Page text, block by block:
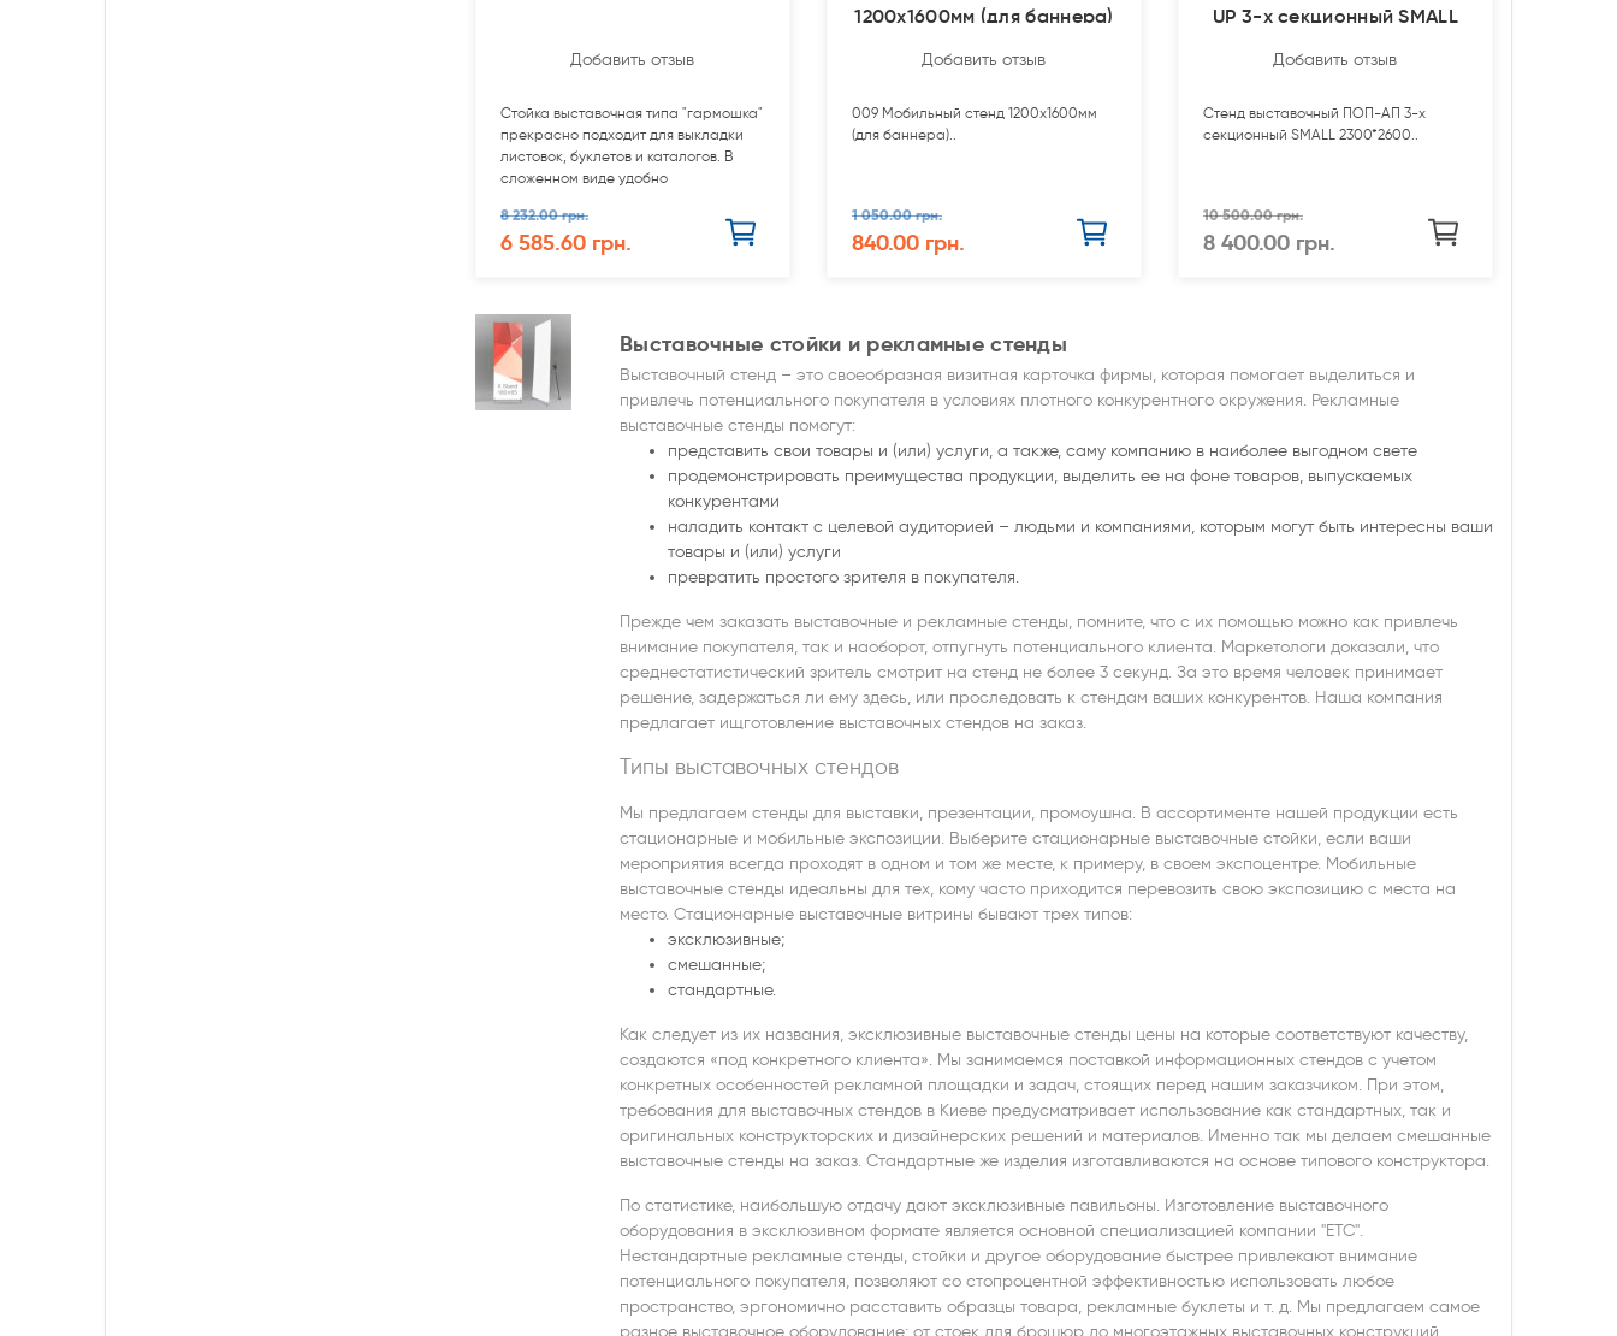
Добавить отзыв
Стойка выставочная типа "гармошка"
прекрасно подходит для выкладки
листовок, буклетов и каталогов. В
сложенном виде удобно
8 232.00 грн.
6 585.60 грн.
1200х1600мм (для баннера)
Добавить отзыв
009 Мобильный стенд 1200х1600мм
(для баннера)..
1 050.00 грн.
840.00 грн.
UP 3-х секционный SMALL
Добавить отзыв
Стенд выставочный ПОП-АП 3-х
секционный SMALL 2300*2600..
10 500.00 грн.
8 400.00 грн.
Выставочные стойки и рекламные стенды
Выставочный стенд – это своеобразная визитная карточка фирмы, которая помогает выделиться и
привлечь потенциального покупателя в условиях плотного конкурентного окружения. Рекламные
выставочные стенды помогут:
представить свои товары и (или) услуги, а также, саму компанию в наиболее выгодном свете
продемонстрировать преимущества продукции, выделить ее на фоне товаров, выпускаемых
конкурентами
наладить контакт с целевой аудиторией – людьми и компаниями, которым могут быть интересны ваши
товары и (или) услуги
превратить простого зрителя в покупателя.
Прежде чем заказать выставочные и рекламные стенды, помните, что с их помощью можно как привлечь
внимание покупателя, так и наоборот, отпугнуть потенциального клиента. Маркетологи доказали, что
среднестатистический зритель смотрит на стенд не более 3 секунд. За это время человек принимает
решение, задержаться ли ему здесь, или проследовать к стендам ваших конкурентов. Наша компания
предлагает ищготовление выставочных стендов на заказ.
Типы выставочных стендов
Мы предлагаем стенды для выставки, презентации, промоушна. В ассортименте нашей продукции есть
стационарные и мобильные экспозиции. Выберите стационарные выставочные стойки, если ваши
мероприятия всегда проходят в одном и том же месте, к примеру, в своем экспоцентре. Мобильные
выставочные стенды идеальны для тех, кому часто приходится перевозить свою экспозицию с места на
место. Стационарные выставочные витрины бывают трех типов:
эксклюзивные;
смешанные;
стандартные.
Как следует из их названия, эксклюзивные выставочные стенды цены на которые соответствуют качеству,
создаются «под конкретного клиента». Мы занимаемся поставкой информационных стендов с учетом
конкретных особенностей рекламной площадки и задач, стоящих перед нашим заказчиком. При этом,
требования для выставочных стендов в Киеве предусматривает использование как стандартных, так и
оригинальных конструкторских и дизайнерских решений и материалов. Именно так мы делаем смешанные
выставочные стенды на заказ. Стандартные же изделия изготавливаются на основе типового конструктора.
По статистике, наибольшую отдачу дают эксклюзивные павильоны. Изготовление выставочного
оборудования в эксклюзивном формате является основной специализацией компании "ETC".
Нестандартные рекламные стенды, стойки и другое оборудование быстрее привлекают внимание
потенциального покупателя, позволяют со стопроцентной эффективностью использовать любое
пространство, эргономично расставить образцы товара, рекламные буклеты и т. д. Мы предлагаем самое
разное выставочное оборудование: от стоек для брошюр до многоэтажных выставочных конструкций,